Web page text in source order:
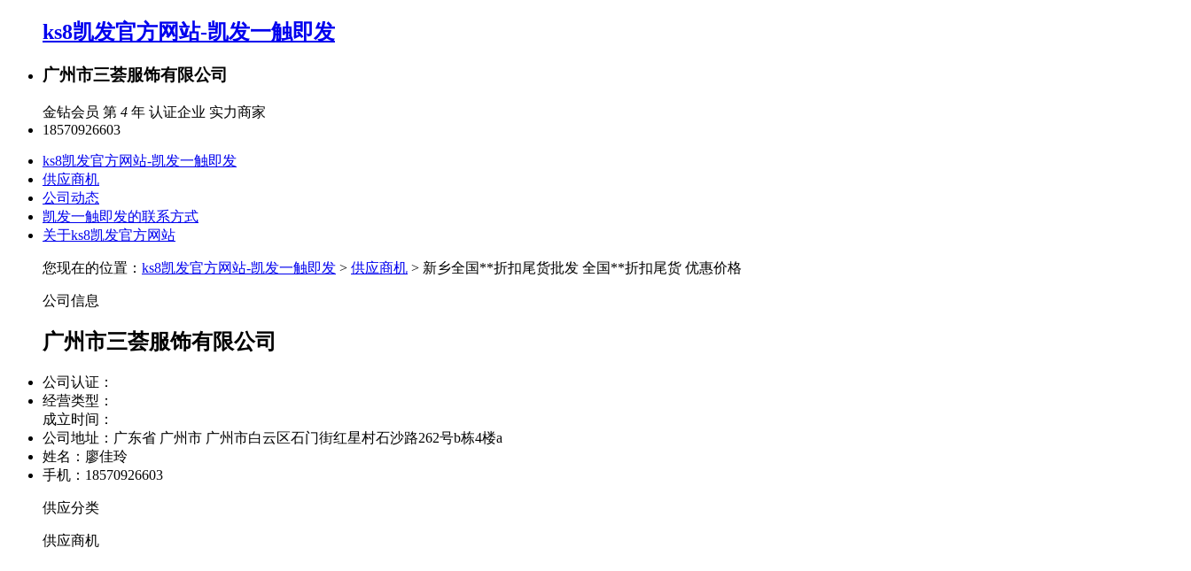
ks8凯发官方网站-凯发一触即发
广州市三荟服饰有限公司
金钻会员 第 4 年 认证企业 实力商家
18570926603
ks8凯发官方网站-凯发一触即发
供应商机
公司动态
凯发一触即发的联系方式
关于ks8凯发官方网站
您现在的位置： ks8凯发官方网站-凯发一触即发 > 供应商机 > 新乡全国**折扣尾货批发 全国**折扣尾货 优惠价格
公司信息
广州市三荟服饰有限公司
公司认证：
经营类型：
成立时间：
公司地址： 广东省 广州市 广州市白云区石门街红星村石沙路262号b栋4楼a
姓名：廖佳玲
手机：18570926603
供应分类
供应商机